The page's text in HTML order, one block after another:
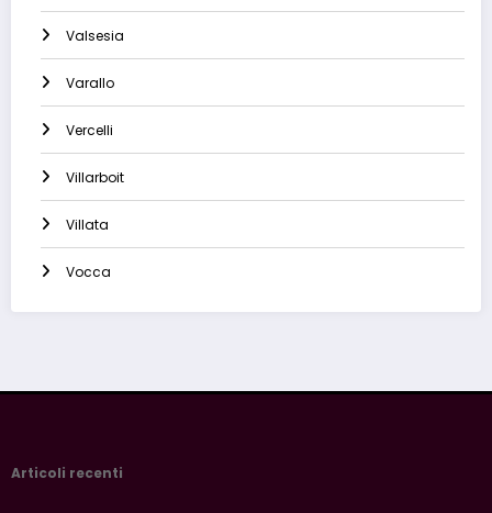
Valsesia
Varallo
Vercelli
Villarboit
Villata
Vocca
Articoli recenti